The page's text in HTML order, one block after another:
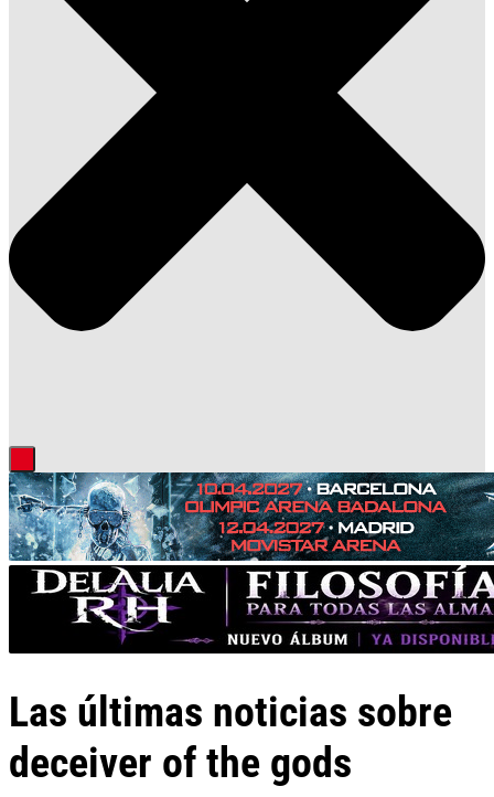
Las últimas noticias sobre
deceiver of the gods